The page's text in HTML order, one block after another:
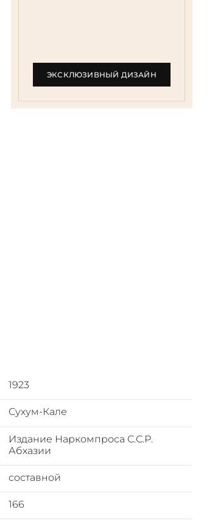
ЭКСКЛЮЗИВНЫЙ ДИЗАЙН
1923
Сухум-Кале
Издание Наркомпроса С.С.Р.
Абхазии
составной
166